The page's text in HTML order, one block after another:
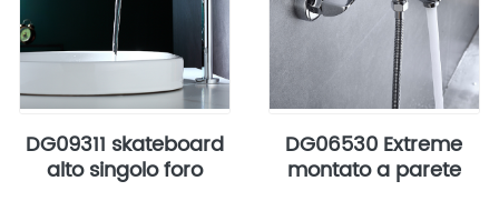
DG09311 skateboard
alto singolo foro
DG06530 Extreme
montato a parete